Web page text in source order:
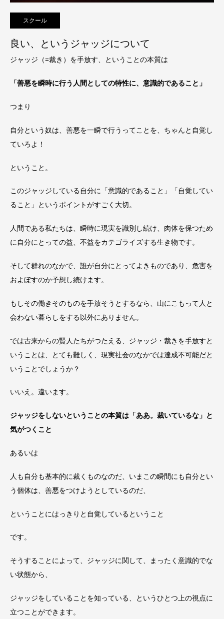
スクール
良い、というジャッジについて
ジャッジ（=裁き）を手放す、ということの本質は
「善悪を瞬時に行う人間としての特性に、意識的であること」
つまり
自分という奴は、善悪を一瞬で行うってことを、ちゃんと自覚し
ていろよ！
ということ。
このジャッジしている自分に「意識的であること」「自覚してい
ること」というポイントがすごく大切。
人間である私たちは、瞬時に現実を識別し続け、肉体を保つため
に自分にとっての益、不益をカテゴライズする生き物です。
そして群れのなかで、誰が自分にとってよきものであり、危害を
およぼすのか予想し続けます。
もしその働きそのものを手放そうとするなら、山にこもって人と
会わない暮らしをする以外にありません。
では古来からの賢人たちがつたえる、ジャッジ・裁きを手放すと
いうことは、とても難しく、現実社会のなかでは達成不可能だと
いうことでしょうか？
いいえ。違います。
ジャッジをしないということの本質は「ああ。裁いているな」と
気がつくこと
あるいは
人も自分も基本的に裁くものなのだ、いまこの瞬間にも自分とい
う個体は、善悪をつけようとしているのだ、
ということにはっきりと自覚しているということ
です。
そうすることによって、ジャッジに関して、まったく意識的でな
い状態から、
ジャッジをしていることを知っている、というひとつ上の視点に
立つことができます。